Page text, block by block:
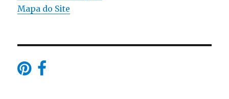
Mapa do Site